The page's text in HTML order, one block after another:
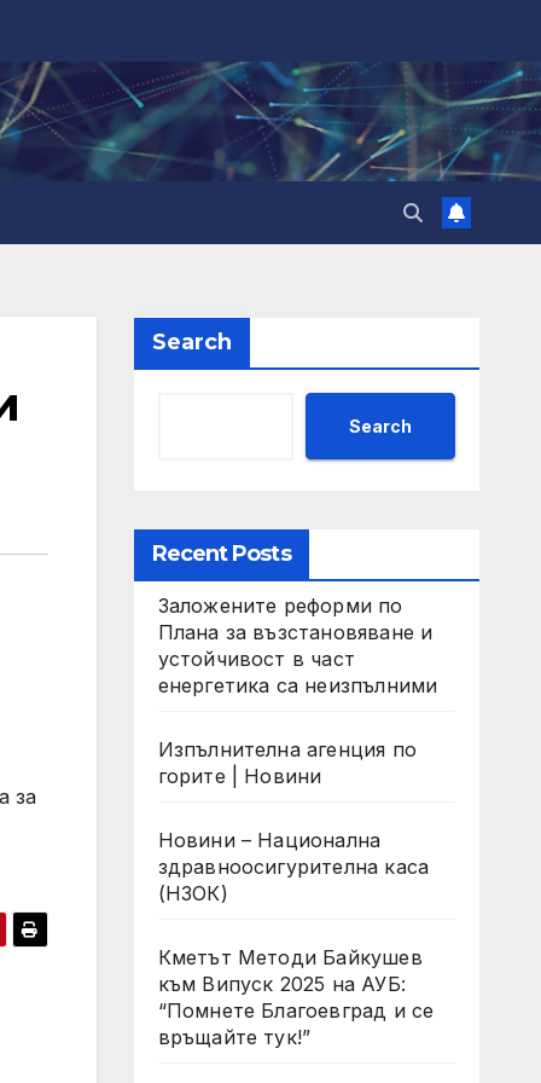
за
Search
Search
Recent Posts
Заложените реформи по
Плана за възстановяване и
устойчивост в част
енергетика са неизпълними
Изпълнителна агенция по
горите | Новини
Новини – Национална
здравноосигурителна каса
(НЗОК)
Кметът Методи Байкушев
към Випуск 2025 на АУБ:
“Помнете Благоевград и се
връщайте тук!”